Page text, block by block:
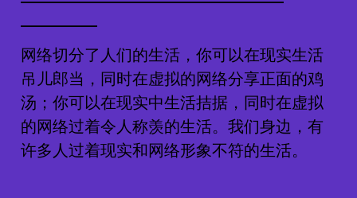
网络切分了人们的生活，你可以在现实生活
吊儿郎当，同时在虚拟的网络分享正面的鸡
汤；你可以在现实中生活拮据，同时在虚拟
的网络过着令人称羡的生活。我们身边，有
许多人过着现实和网络形象不符的生活。